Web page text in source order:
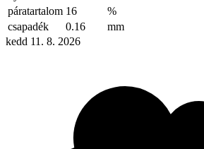
páratartalom 16
%
csapadék
0.16
mm
kedd 11. 8. 2026